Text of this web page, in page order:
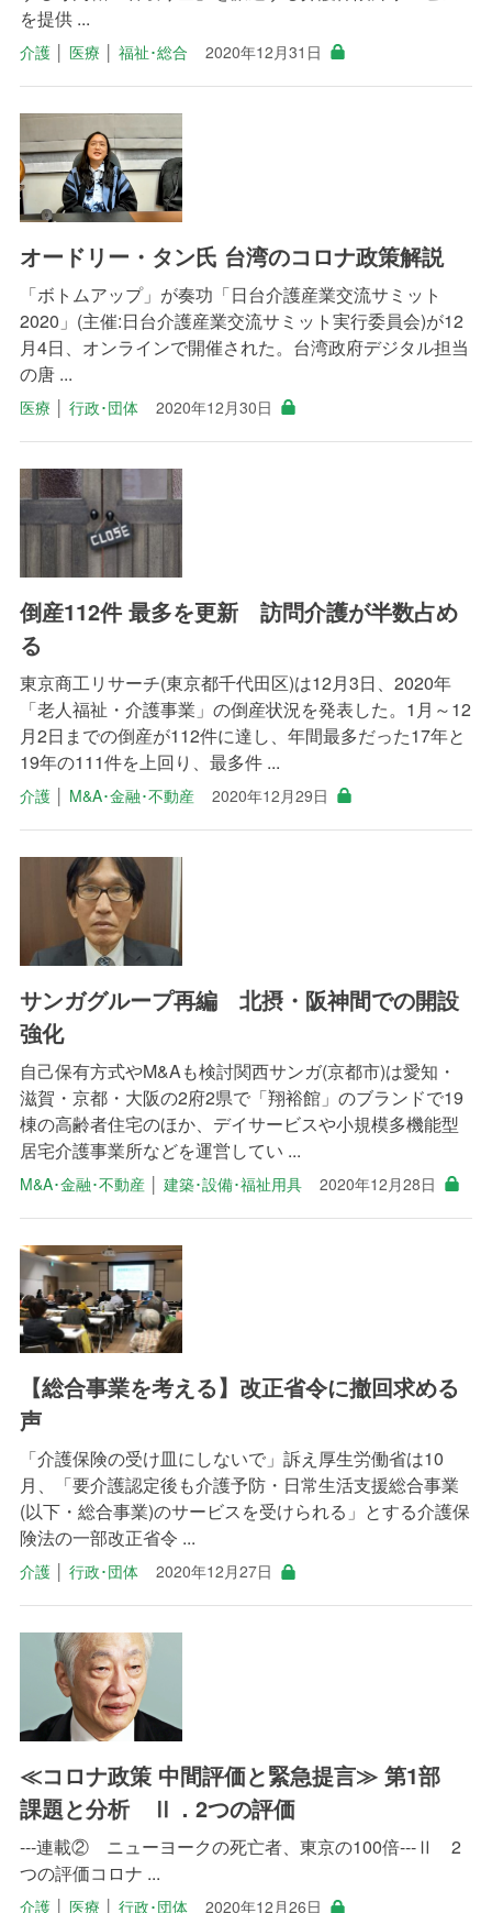
を提供 ...
介護│ 医療 │ 福祉･総合 2020年12月31日
オードリー・タン氏 台湾のコロナ政策解説
「ボトムアップ」が奏功「日台介護産業交流サミット
2020」(主催:日台介護産業交流サミット実行委員会)が12
月4日、オンラインで開催された。台湾政府デジタル担当
の唐 ...
医療 │ 行政･団体 2020年12月30日
倒産112件 最多を更新 訪問介護が半数占め
る
東京商工リサーチ(東京都千代田区)は12月3日、2020年
「老人福祉・介護事業」の倒産状況を発表した。1月～12
月2日までの倒産が112件に達し、年間最多だった17年と
19年の111件を上回り、最多件 ...
介護│ M&A･金融･不動産 2020年12月29日
サンガグループ再編 北摂・阪神間での開設
強化
自己保有方式やM&Aも検討関西サンガ(京都市)は愛知・
滋賀・京都・大阪の2府2県で「翔裕館」のブランドで19
棟の高齢者住宅のほか、デイサービスや小規模多機能型
居宅介護事業所などを運営してい ...
M&A･金融･不動産│ 建築･設備･福祉用具 2020年12月28日
【総合事業を考える】改正省令に撤回求める
声
「介護保険の受け皿にしないで」訴え厚生労働省は10
月、「要介護認定後も介護予防・日常生活支援総合事業
(以下・総合事業)のサービスを受けられる」とする介護保
険法の一部改正省令 ...
介護│ 行政･団体 2020年12月27日
≪コロナ政策 中間評価と緊急提言≫ 第1部
課題と分析 Ⅱ．2つの評価
---連載② ニューヨークの死亡者、東京の100倍---Ⅱ 2
つの評価コロナ ...
介護│ 医療 行政･団体 2020年12月26日